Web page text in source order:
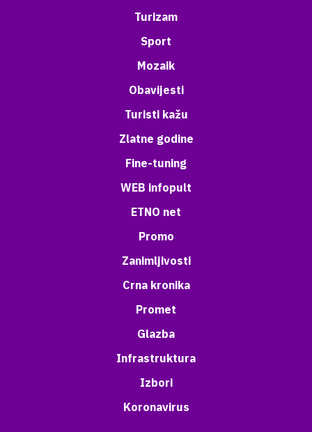
Turizam
Sport
Mozaik
Obavijesti
Turisti kažu
Zlatne godine
Fine-tuning
WEB infopult
ETNO net
Promo
Zanimljivosti
Crna kronika
Promet
Glazba
Infrastruktura
Izbori
Koronavirus